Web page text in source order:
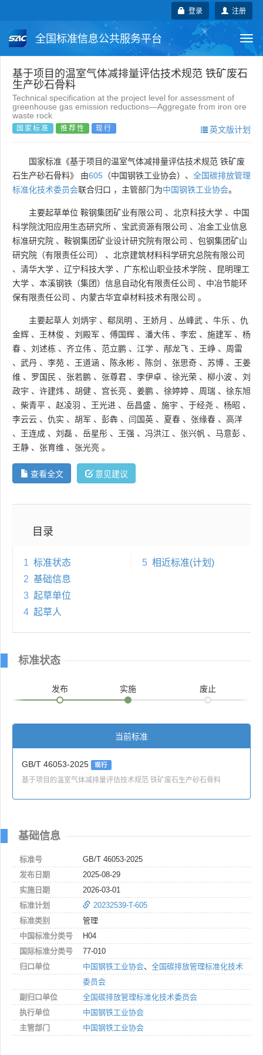
注册
登录
全国标准信息公共服务平台
国家标准 行业标准 地方标准
团体标准 企业标准 国际标准
国外标准 技术委员会
基于项目的温室气体减排量评估技术规范 铁矿废石
生产砂石骨料
Technical specification at the project level for assessment of
greenhouse gas emission reductions—Aggregate from iron ore
waste rock
国家标准 推荐性 现行 英文版计划
国家标准《基于项目的温室气体减排量评估技术规范 铁矿废
石生产砂石骨料》 由605 （中国钢铁工业协会）、 全国碳排放管理
标准化技术委员会联合归口 ，主管部门为中国钢铁工业协会。
主要起草单位 鞍钢集团矿业有限公司 、 北京科技大学 、 中国
科学院沈阳应用生态研究所 、 宝武资源有限公司 、 冶金工业信息
标准研究院 、 鞍钢集团矿业设计研究院有限公司 、 包钢集团矿山
研究院（有限责任公司）
、 北京建筑材料科学研究总院有限公司
、 清华大学 、 辽宁科技大学 、 广东松山职业技术学院 、
昆明理工
大学 、 本溪钢铁（集团）信息自动化有限责任公司 、 中冶节能环
保有限责任公司 、 内蒙古华宜卓材料技术有限公司 。
主要起草人 刘炳宇 、 郗凤明 、 王娇月 、 丛峰武 、 牛乐 、 仇
金辉 、 王林俊 、 刘殿军 、 傅国辉 、 潘大伟 、 李宏 、 施建军 、 杨
春 、 刘述栋 、 齐立伟 、 范立鹏 、 江学 、 邴龙飞 、 王峥 、 周雷
、 武丹 、 李苑 、 王道涵 、 陈永彬 、 陈剑 、 张思奇 、 苏博 、 王姜
维 、 罗国民 、 张若鹏 、 张尊君 、 李伊卓 、 徐光荣 、 柳小波 、 刘
政宇 、 许建炜 、 胡健 、 宫长亮 、 姜鹏 、 徐婷婷 、 周瑞 、 徐东旭
、 柴青平 、 赵凌羽 、 王光进 、 岳昌盛 、 施宇 、 于经尧 、 杨昭 、
李云云 、 仇实 、 胡军 、 彭犇 、 闫国英 、 夏春 、 张缘春 、 高洋
、 王连成 、 刘磊 、 岳星彤 、 王强 、 冯洪江 、 张兴帆 、 马意彭 、
王静 、 张育维 、 张光亮 。
查看全文 意见建议
目录
1 标准状态
2 基础信息
3 起草单位
4 起草人
5 相近标准(计划)
标准状态
发布 实施 废止
当前标准
GB/T 46053-2025 现行
基于项目的温室气体减排量评估技术规范 铁矿废石生产砂石骨料
基础信息
标准号
GB/T 46053-2025
发布日期
2025-08-29
实施日期
2026-03-01
标准计划
20232539-T-605
标准类别
管理
中国标准分类号
H04
国际标准分类号
77-010
归口单位
中国钢铁工业协会、 全国碳排放管理标准化技术
委员会
副归口单位
全国碳排放管理标准化技术委员会
执行单位
中国钢铁工业协会
主管部门
中国钢铁工业协会